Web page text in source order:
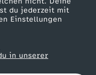
du jederzeit mit
Einstellungen
in unserer